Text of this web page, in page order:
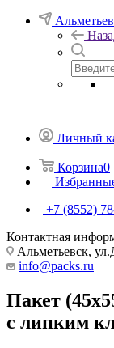
Личный
Корзина0
+7 (8552)
Контактная
Альметьевск,
info@packs.ru
Пакет
с липким